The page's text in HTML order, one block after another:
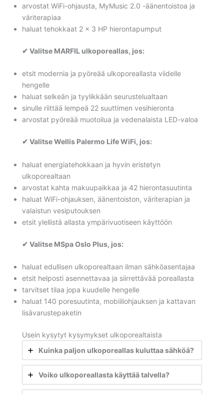
arvostat WiFi-ohjausta, MyMusic 2.0 -äänentoistoa ja
väriterapiaa
haluat tehokkaat 2 × 3 HP hierontapumput
✔ Valitse MARFIL ulkoporeallas, jos:
etsit modernia ja pyöreää ulkoporeallasta viidelle
hengelle
haluat selkeän ja tyylikkään seurustelualtaan
sinulle riittää lempeä 22 suuttimen vesihieronta
arvostat pyöreää muotoilua ja vedenalaista LED-valoa
✔ Valitse Wellis Palermo Life WiFi, jos:
haluat energiatehokkaan ja hyvin eristetyn
ulkoporealtaan
arvostat kahta makuupaikkaa ja 42 hierontasuutinta
haluat WiFi-ohjauksen, äänentoiston, väriterapian ja
valaistun vesiputouksen
etsit ylellistä allasta ympärivuotiseen käyttöön
✔ Valitse MSpa Oslo Plus, jos:
haluat edullisen ulkoporealtaan ilman sähköasentajaa
etsit helposti asennettavaa ja siirrettävää poreallasta
tarvitset tilaa jopa kuudelle hengelle
haluat 140 poresuutinta, mobiiliohjauksen ja kattavan
lisävarustepaketin
Usein kysytyt kysymykset ulkoporealtaista
Kuinka paljon ulkoporeallas kuluttaa sähköä?
Voiko ulkoporeallasta käyttää talvella?